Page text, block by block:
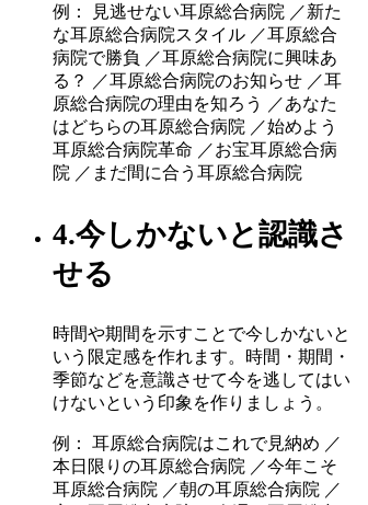
例： 見逃せない耳原総合病院 ／新た
な耳原総合病院スタイル ／耳原総合
病院で勝負 ／耳原総合病院に興味あ
る？ ／耳原総合病院のお知らせ ／耳
原総合病院の理由を知ろう ／あなた
はどちらの耳原総合病院 ／始めよう
耳原総合病院革命 ／お宝耳原総合病
院 ／まだ間に合う耳原総合病院
4.今しかないと認識さ
せる
時間や期間を示すことで今しかないと
いう限定感を作れます。時間・期間・
季節などを意識させて今を逃してはい
けないという印象を作りましょう。
例： 耳原総合病院はこれで見納め ／
本日限りの耳原総合病院 ／今年こそ
耳原総合病院 ／朝の耳原総合病院 ／